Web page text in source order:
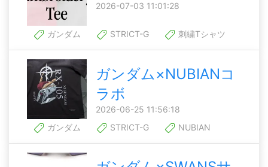
2026-07-03 11:01:28
ガンダム STRICT-G 刺繍Tシャツ
ガンダム×NUBIANコ
ラボ
2026-06-25 11:56:18
ガンダム
STRICT-G NUBIAN